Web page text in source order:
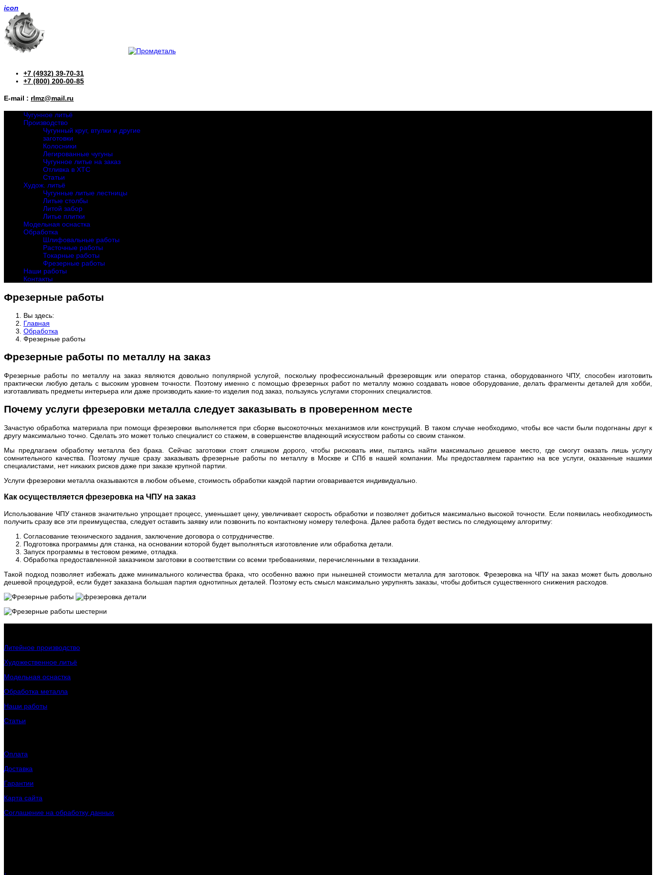
icon
+7 (4932) 39-70-31
+7 (800) 200-00-85
E-mail : rlmz@mail.ru
Чугунное литьё
Производство
Чугунный круг, втулки и другие
заготовки
Колосники
Легированные чугуны
Чугунное литье на заказ
Отливка в ХТС
Статьи
Худож. литьё
Чугунные литые лестницы
Литые столбы
Литой забор
Литье плитки
Модельная оснастка
Обработка
Шлифовальные работы
Расточные работы
Токарные работы
Фрезерные работы
Наши работы
Контакты
Фрезерные работы
Вы здесь:
Главная
Обработка
Фрезерные работы
Фрезерные работы по металлу на заказ
Фрезерные работы по металлу на заказ являются довольно популярной услугой, поскольку профессиональный фрезеровщик или оператор станка, оборудованного ЧПУ, способен изготовить
практически любую деталь с высоким уровнем точности. Поэтому именно с помощью фрезерных работ по металлу можно создавать новое оборудование, делать фрагменты деталей для хобби,
изготавливать предметы интерьера или даже производить какие-то изделия под заказ, пользуясь услугами сторонних специалистов.
Почему услуги фрезеровки металла следует заказывать в проверенном месте
Зачастую обработка материала при помощи фрезеровки выполняется при сборке высокоточных механизмов или конструкций. В таком случае необходимо, чтобы все части были подогнаны друг к
другу максимально точно. Сделать это может только специалист со стажем, в совершенстве владеющий искусством работы со своим станком.
Мы предлагаем обработку металла без брака. Сейчас заготовки стоят слишком дорого, чтобы рисковать ими, пытаясь найти максимально дешевое место, где смогут оказать лишь услугу
сомнительного качества. Поэтому лучше сразу заказывать фрезерные работы по металлу в Москве и СПб в нашей компании. Мы предоставляем гарантию на все услуги, оказанные нашими
специалистами, нет никаких рисков даже при заказе крупной партии.
Услуги фрезеровки металла оказываются в любом объеме, стоимость обработки каждой партии оговаривается индивидуально.
Как осуществляется фрезеровка на ЧПУ на заказ
Использование ЧПУ станков значительно упрощает процесс, уменьшает цену, увеличивает скорость обработки и позволяет добиться максимально высокой точности. Если появилась необходимость
получить сразу все эти преимущества, следует оставить заявку или позвонить по контактному номеру телефона. Далее работа будет вестись по следующему алгоритму:
Согласование технического задания, заключение договора о сотрудничестве.
Подготовка программы для станка, на основании которой будет выполняться изготовление или обработка детали.
Запуск программы в тестовом режиме, отладка.
Обработка предоставленной заказчиком заготовки в соответствии со всеми требованиями, перечисленными в техзадании.
Такой подход позволяет избежать даже минимального количества брака, что особенно важно при нынешней стоимости металла для заготовок. Фрезеровка на ЧПУ на заказ может быть довольно
дешевой процедурой, если будет заказана большая партия однотипных деталей. Поэтому есть смысл максимально укрупнять заказы, чтобы добиться существенного снижения расходов.
Литейное производство
Художественное литьё
Модельная оснастка
Обработка металла
Наши работы
Статьи
Оплата
Доставка
Гарантии
Карта сайта
Соглашение на обработку данных